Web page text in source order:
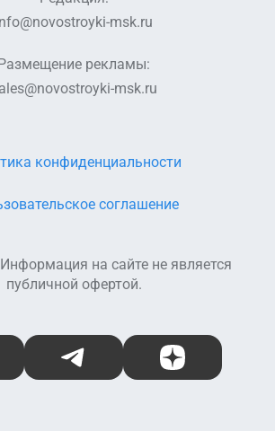
msk.ru
Размещение рекламы:
msk.ru
на сайте не является
публичной офертой.
соглашение
конфиденциальности
Telegram Дзен